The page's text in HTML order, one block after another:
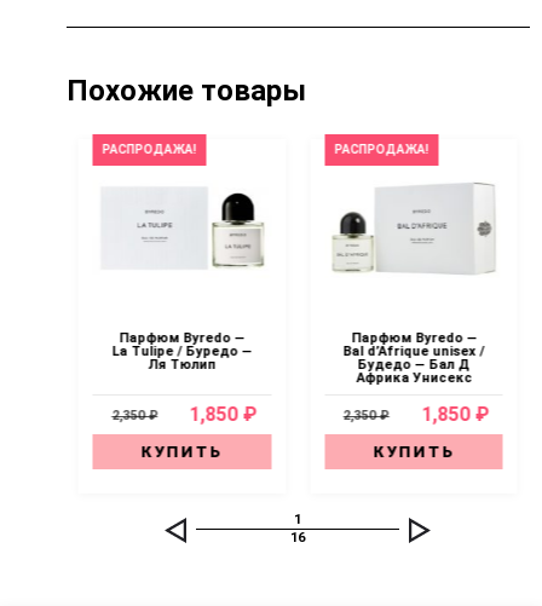
Похожие товары
РАСПРОДАЖА!
Парфюм Byredo —
La Tulipe / Буредо —
Ля Тюлип
2,350 ₽ 1,850 ₽
КУПИТЬ
РАСПРОДАЖА!
Парфюм Byredo —
Bal d’Afrique unisex /
Будедо — Бал Д
Африка Унисекс
2,350 ₽ 1,850 ₽
КУПИТЬ
1
16